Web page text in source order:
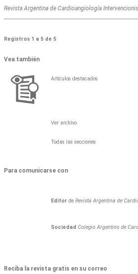
Revista Argentina de Cardioangiologí­a
Registros 1 a 5 de 5
Vea también
Artículos destacados
Ver archivo
Todas las secciones
Para comunicarse con
Editor de Revista Argentina de
Sociedad Colegio Argentino de
Reciba la revista gratis en su correo